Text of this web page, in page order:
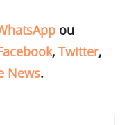
ou
, Twitter,
News.